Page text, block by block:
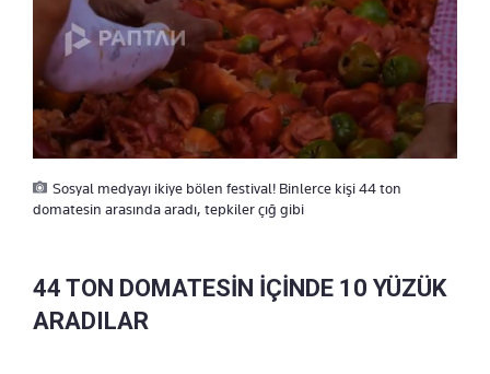
Sosyal medyayı ikiye bölen festival! Binlerce kişi 44 ton
domatesin arasında aradı, tepkiler çığ gibi
44 TON DOMATESİN İÇİNDE 10 YÜZÜK
ARADILAR